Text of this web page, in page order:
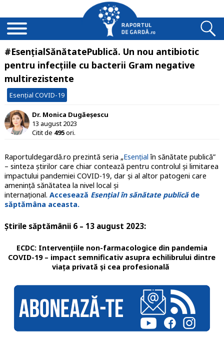
#EsențialSănătatePublică. Un nou antibiotic
pentru infecţiile cu bacterii Gram negative
multirezistente
Esențial COVID-19
Dr. Monica Dugăeșescu
13 august 2023
Citit de 495ori.
Raportuldegardă.ro prezintă seria „Esențialîn sănătate publică”
– sinteza știrilor care chiar contează pentru controlul și limitarea
impactului pandemiei COVID-19, dar și al altor patogeni care
amenință sănătatea la nivel local și
internațional. Accesează Esențial în sănătate publicăde
săptămâna aceasta.
Știrile săptămânii 6 – 13 august 2023:
ECDC: Intervenţiile non-farmacologice din pandemia
COVID-19 – impact semnificativ asupra echilibrului dintre
viaţa privată şi cea profesională